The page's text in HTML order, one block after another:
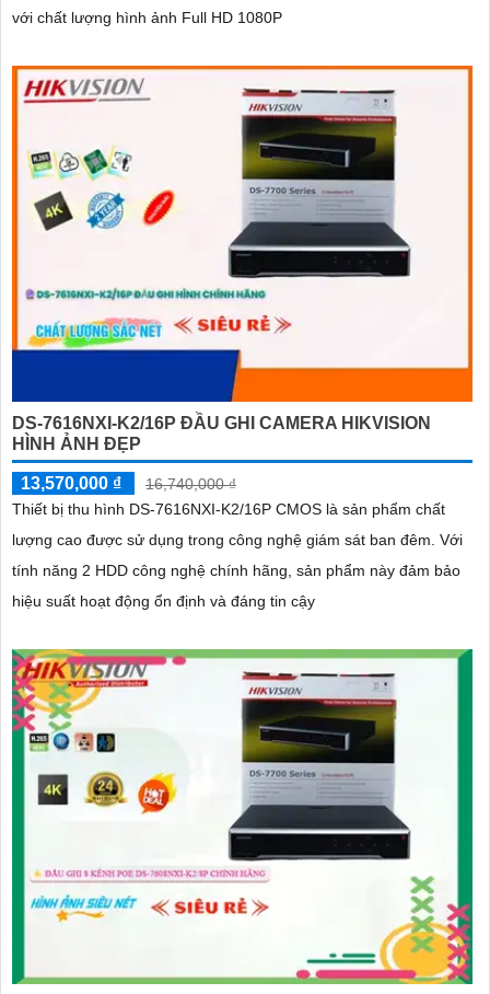
với chất lượng hình ảnh Full HD 1080P
DS-7616NXI-K2/16P ĐẦU GHI CAMERA HIKVISION
HÌNH ẢNH ĐẸP
13,570,000 ₫
16,740,000 ₫
Thiết bị thu hình DS-7616NXI-K2/16P CMOS là sản phẩm chất
lượng cao được sử dụng trong công nghệ giám sát ban đêm. Với
tính năng 2 HDD công nghệ chính hãng, sản phẩm này đảm bảo
hiệu suất hoạt động ổn định và đáng tin cậy